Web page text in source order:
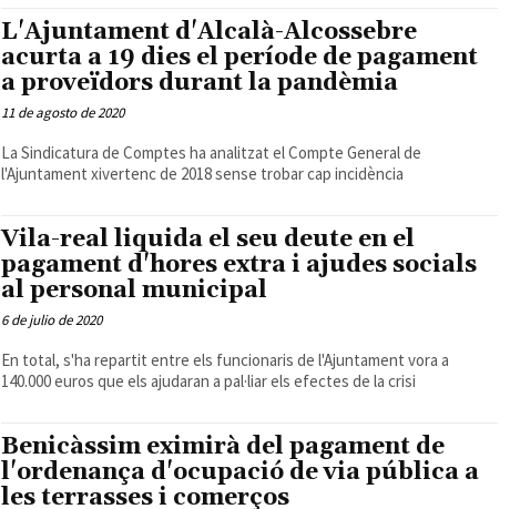
L'Ajuntament d'Alcalà-Alcossebre
acurta a 19 dies el període de pagament
a proveïdors durant la pandèmia
11 de agosto de 2020
La Sindicatura de Comptes ha analitzat el Compte General de
l'Ajuntament xivertenc de 2018 sense trobar cap incidència
Vila-real liquida el seu deute en el
pagament d'hores extra i ajudes socials
al personal municipal
6 de julio de 2020
En total, s'ha repartit entre els funcionaris de l'Ajuntament vora a
140.000 euros que els ajudaran a pal·liar els efectes de la crisi
Benicàssim eximirà del pagament de
l'ordenança d'ocupació de via pública a
les terrasses i comerços